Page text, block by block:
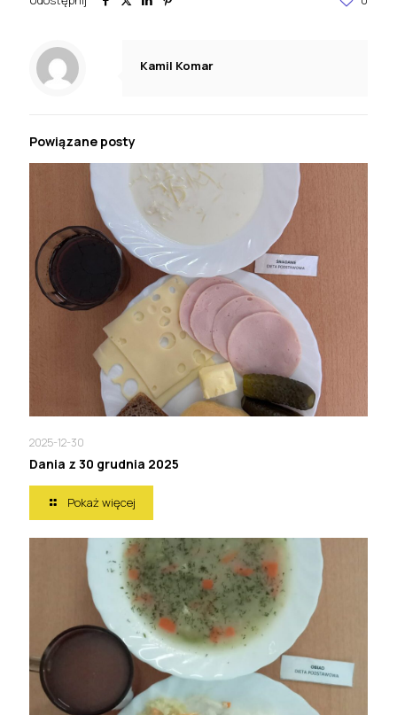
Kamil Komar
Powiązane posty
2025-12-30
Dania z 30 grudnia 2025
Pokaż więcej